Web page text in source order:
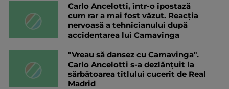
Carlo Ancelotti, într-o ipostază
cum rar a mai fost văzut. Reacția
nervoasă a tehnicianului după
accidentarea lui Camavinga
"Vreau să dansez cu Camavinga".
Carlo Ancelotti s-a dezlănțuit la
sărbătoarea titlului cucerit de Real
Madrid